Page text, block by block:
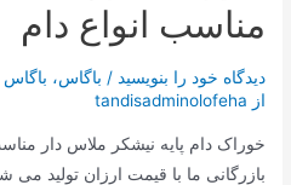
مناسب انواع دام
دیدگاه‌ خود را بنویسید / باگاس، باگاس
از tandisadminolofeha
خوراک دام پایه نیشکر ملاس دار
بازرگانی ما با قیمت ارزان تولید